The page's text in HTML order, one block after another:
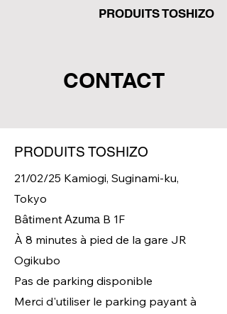
PRODUITS TOSHIZO
CONTACT
PRODUITS TOSHIZO
21/02/25 Kamiogi, Suginami-ku,
Tokyo
BâtimentAzuma B 1F
À 8 minutes à pied de la gare JR
Ogikubo
Pas de parking disponible
Merci d'utiliser le parking payant à